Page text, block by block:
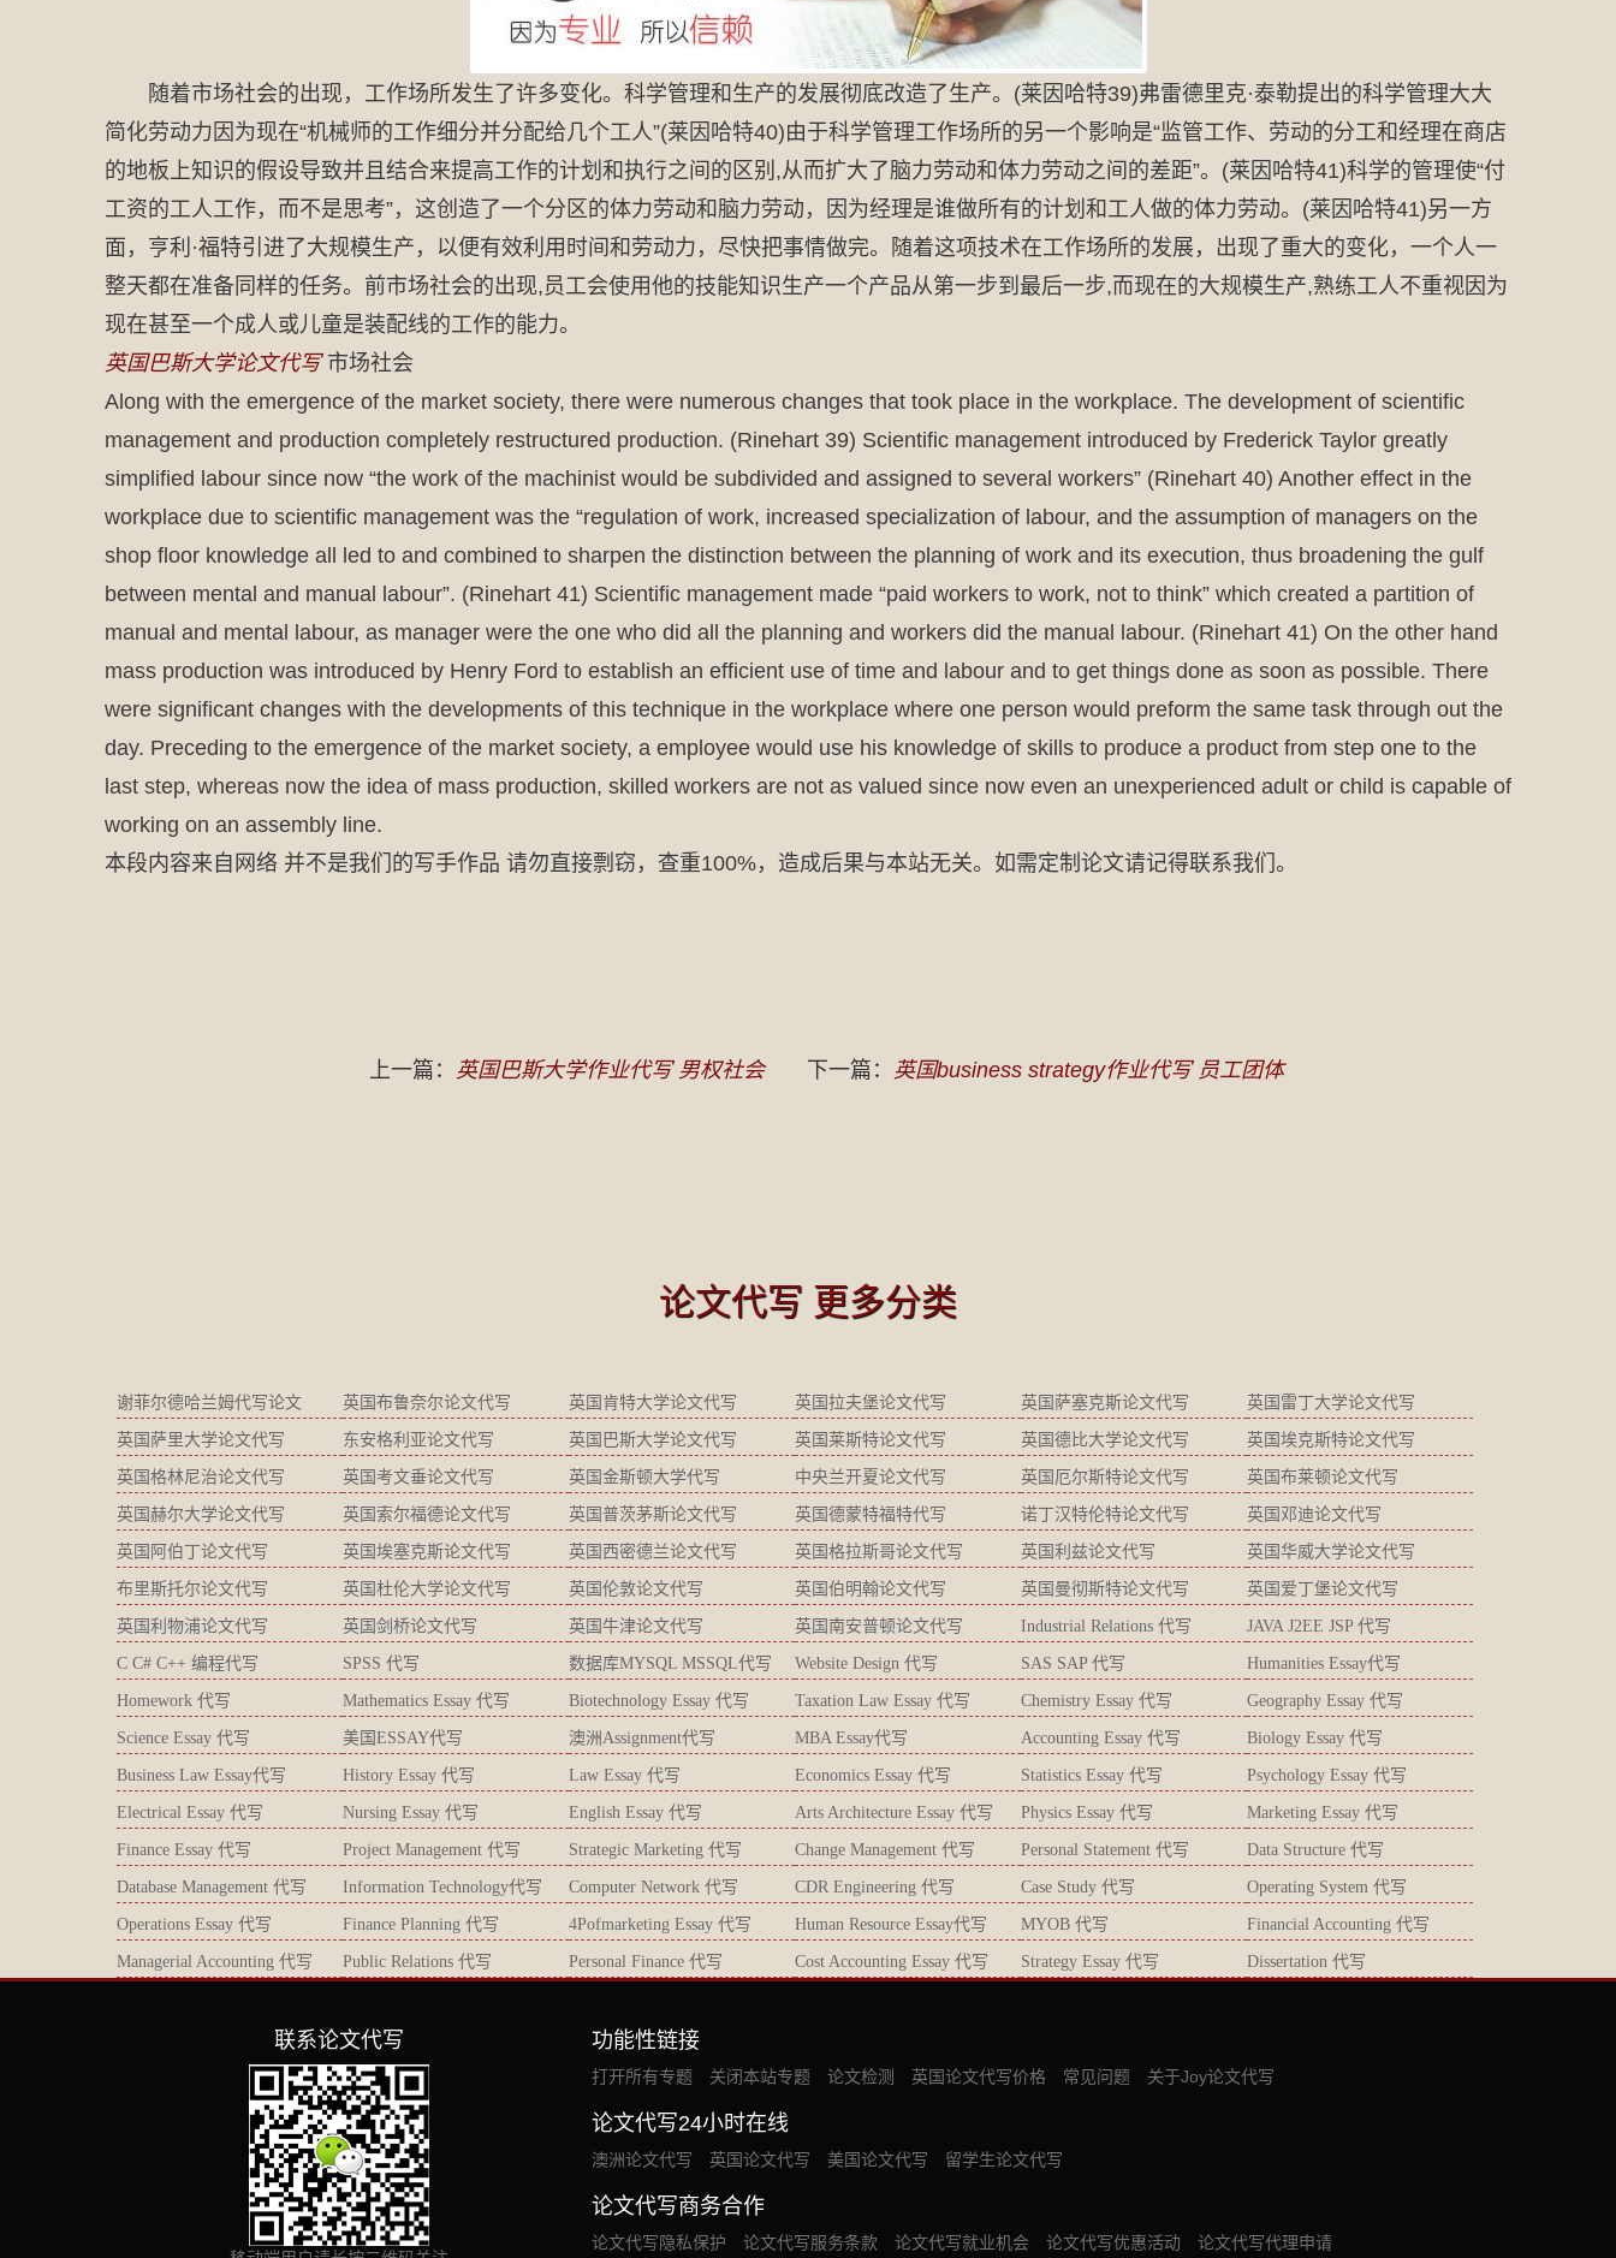
随着市场社会的出现，工作场所发生了许多变化。科学管理和生产的发展彻底改造了生产。(莱因哈特39)弗雷德里克·泰勒提出的科学管理大大
简化劳动力因为现在“机械师的工作细分并分配给几个工人”(莱因哈特40)由于科学管理工作场所的另一个影响是“监管工作、劳动的分工和经理在商店
的地板上知识的假设导致并且结合来提高工作的计划和执行之间的区别,从而扩大了脑力劳动和体力劳动之间的差距”。(莱因哈特41)科学的管理使“付
工资的工人工作，而不是思考”，这创造了一个分区的体力劳动和脑力劳动，因为经理是谁做所有的计划和工人做的体力劳动。(莱因哈特41)另一方
面，亨利·福特引进了大规模生产，以便有效利用时间和劳动力，尽快把事情做完。随着这项技术在工作场所的发展，出现了重大的变化，一个人一
整天都在准备同样的任务。前市场社会的出现,员工会使用他的技能知识生产一个产品从第一步到最后一步,而现在的大规模生产,熟练工人不重视因为
现在甚至一个成人或儿童是装配线的工作的能力。
英国巴斯大学论文代写市场社会
Along with the emergence of the market society, there were numerous changes that took place in the workplace. The development of scientific
management and production completely restructured production. (Rinehart 39) Scientific management introduced by Frederick Taylor greatly
simplified labour since now “the work of the machinist would be subdivided and assigned to several workers” (Rinehart 40) Another effect in the
workplace due to scientific management was the “regulation of work, increased specialization of labour, and the assumption of managers on the
shop floor knowledge all led to and combined to sharpen the distinction between the planning of work and its execution, thus broadening the gulf
between mental and manual labour”. (Rinehart 41) Scientific management made “paid workers to work, not to think” which created a partition of
manual and mental labour, as manager were the one who did all the planning and workers did the manual labour. (Rinehart 41) On the other hand
mass production was introduced by Henry Ford to establish an efficient use of time and labour and to get things done as soon as possible. There
were significant changes with the developments of this technique in the workplace where one person would preform the same task through out the
day. Preceding to the emergence of the market society, a employee would use his knowledge of skills to produce a product from step one to the
last step, whereas now the idea of mass production, skilled workers are not as valued since now even an unexperienced adult or child is capable of
working on an assembly line.
本段内容来自网络 并不是我们的写手作品 请勿直接剽窃，查重100%，造成后果与本站无关。如需定制论文请记得联系我们。
上一篇： 英国巴斯大学作业代写 男权社会 下一篇： 英国business strategy作业代写 员工团体
论文代写 更多分类
谢菲尔德哈兰姆代写论文 英国布鲁奈尔论文代写 英国肯特大学论文代写 英国拉夫堡论文代写 英国萨塞克斯论文代写 英国雷丁大学论文代写
英国萨里大学论文代写 东安格利亚论文代写 英国巴斯大学论文代写 英国莱斯特论文代写 英国德比大学论文代写 英国埃克斯特论文代写
英国格林尼治论文代写 英国考文垂论文代写 英国金斯顿大学代写 中央兰开夏论文代写 英国厄尔斯特论文代写 英国布莱顿论文代写
英国赫尔大学论文代写 英国索尔福德论文代写 英国普茨茅斯论文代写 英国德蒙特福特代写 诺丁汉特伦特论文代写 英国邓迪论文代写
英国阿伯丁论文代写 英国埃塞克斯论文代写 英国西密德兰论文代写 英国格拉斯哥论文代写 英国利兹论文代写 英国华威大学论文代写
布里斯托尔论文代写 英国杜伦大学论文代写 英国伦敦论文代写 英国伯明翰论文代写 英国曼彻斯特论文代写 英国爱丁堡论文代写
英国利物浦论文代写 英国剑桥论文代写 英国牛津论文代写 英国南安普顿论文代写 Industrial Relations 代写 JAVA J2EE JSP 代写
C C# C++ 编程代写 SPSS 代写 数据库MYSQL MSSQL代写 Website Design 代写 SAS SAP 代写 Humanities Essay代写
Homework 代写 Mathematics Essay 代写 Biotechnology Essay 代写 Taxation Law Essay 代写 Chemistry Essay 代写 Geography Essay 代写
Science Essay 代写 美国ESSAY代写 澳洲Assignment代写 MBA Essay代写 Accounting Essay 代写 Biology Essay 代写
Business Law Essay代写 History Essay 代写 Law Essay 代写 Economics Essay 代写 Statistics Essay 代写 Psychology Essay 代写
Electrical Essay 代写 Nursing Essay 代写 English Essay 代写 Arts Architecture Essay 代写 Physics Essay 代写 Marketing Essay 代写
Finance Essay 代写 Project Management 代写 Strategic Marketing 代写 Change Management 代写 Personal Statement 代写 Data Structure 代写
Database Management 代写 Information Technology代写 Computer Network 代写 CDR Engineering 代写 Case Study 代写 Operating System 代写
Operations Essay 代写 Finance Planning 代写 4Pofmarketing Essay 代写 Human Resource Essay代写 MYOB 代写 Financial Accounting 代写
Managerial Accounting 代写 Public Relations 代写 Personal Finance 代写 Cost Accounting Essay 代写 Strategy Essay 代写 Dissertation 代写
联系论文代写 功能性链接
打开所有专题 关闭本站专题 论文检测 英国论文代写价格 常见问题 关于Joy论文代写
论文代写24小时在线
澳洲论文代写 英国论文代写 美国论文代写 留学生论文代写
论文代写商务合作
论文代写隐私保护 论文代写服务条款 论文代写就业机会 论文代写优惠活动 论文代写代理申请